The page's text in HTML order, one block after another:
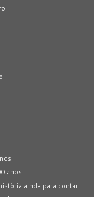
anos
ainda para contar